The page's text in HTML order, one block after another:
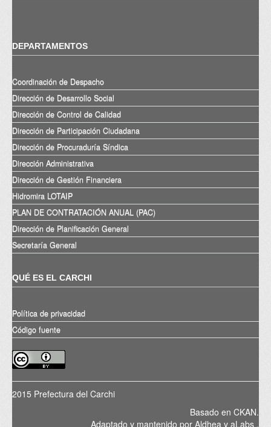
DEPARTAMENTOS
Coordinación de Despacho
Dirección de Desarrollo Social
Dirección de Control de Calidad
Dirección de Participación Ciudadana
Dirección de Procuraduría Síndica
Dirección Administrativa
Dirección de Gestión Financiera
Hidromira LOTAIP
PLAN DE CONTRATACIÓN ANUAL (PAC)
Dirección de Planificación General
Secretaría General
QUÉ ES EL CARCHI
Política de privacidad
Código fuente
2015 Prefectura del Carchi
Basado en CKAN.
Adaptado y mantenido por Aldhea y aLabs .